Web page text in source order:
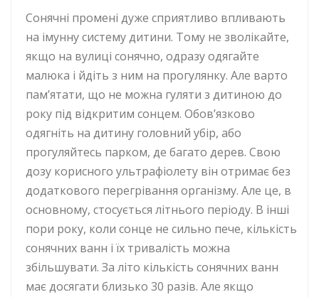
Сонячні промені дуже сприятливо впливають
на імунну систему дитини. Тому не зволікайте,
якщо на вулиці сонячно, одразу одягайте
малюка і йдіть з ним на прогулянку. Але варто
пам’ятати, що не можна гуляти з дитиною до
року під відкритим сонцем. Обов’язково
одягніть на дитину головний убір, або
прогуляйтесь парком, де багато дерев. Свою
дозу корисного ультрафіолету він отримає без
додаткового перегрівання організму. Але це, в
основному, стосується літнього періоду. В інші
пори року, коли сонце не сильно пече, кількість
сонячних ванн і їх тривалість можна
збільшувати. За літо кількість сонячних ванн
має досягати близько 30 разів. Але якщо